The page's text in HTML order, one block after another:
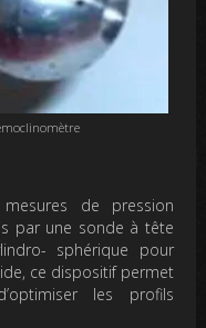
de pression
par une sonde à tête
sphérique pour
ce dispositif permet
les profils